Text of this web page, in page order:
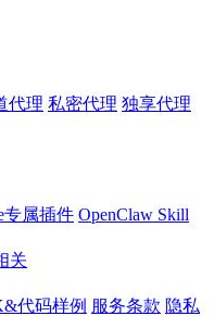
代理 私密代理 独享代理
专属插件 OpenClaw Skill
关
代码样例 服务条款 隐私